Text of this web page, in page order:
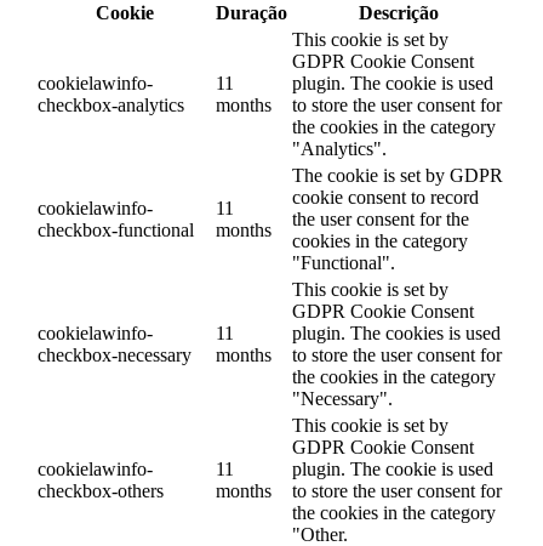
Cookie
Duração Descrição
cookielawinfo-
checkbox-analytics
11
months
This cookie is set by
GDPR Cookie Consent
plugin. The cookie is used
to store the user consent for
the cookies in the category
"Analytics".
cookielawinfo-
checkbox-functional
11
months
The cookie is set by GDPR
cookie consent to record
the user consent for the
cookies in the category
"Functional".
cookielawinfo-
checkbox-necessary
11
months
This cookie is set by
GDPR Cookie Consent
plugin. The cookies is used
to store the user consent for
the cookies in the category
"Necessary".
cookielawinfo-
checkbox-others
11
months
This cookie is set by
GDPR Cookie Consent
plugin. The cookie is used
to store the user consent for
the cookies in the category
"Other.